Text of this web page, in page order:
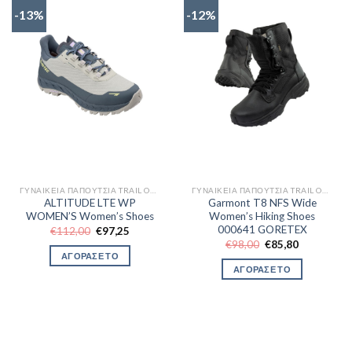
-13%
ALTITUDE LTE WP
WOMEN’S Women’s Shoes
€112,00 Original
price
was:
€112,00.
€97,25
ΑΓΟΡΑΣΕ ΤΟ
-12%
Garmont T8 NFS Wide
Women’s Hiking Shoes
000641 GORETEX
€98,00 Original
price
was:
€98,00.
€85,80Η
τιμή
ΑΓΟΡΑΣΕ ΤΟ